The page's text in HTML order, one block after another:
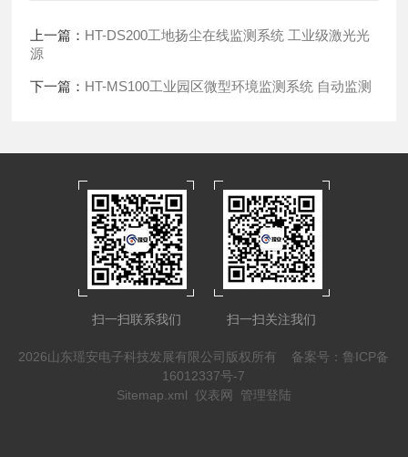
上一篇： HT-DS200工地扬尘在线监测系统 工业级激光光
源
下一篇： HT-MS100工业园区微型环境监测系统 自动监测
扫一扫联系我们 扫一扫关注我们
2026山东瑶安电子科技发展有限公司版权所有 备案号：鲁ICP备
16012337号-7
Sitemap.xml
仪表网 管理登陆